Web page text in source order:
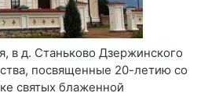
в д. Станьково Дзержинского
посвященные 20-летию со
святых блаженной